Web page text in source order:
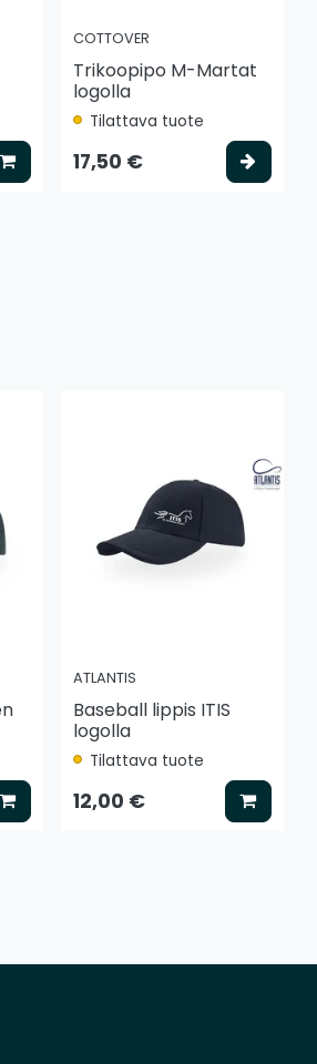
Lisää koriin
COTTOVER
Trikoopipo M-Martat
logolla
Tilattava tuote
17,50 €
Lisää koriin
ATLANTIS
Baseball lippis ITIS
logolla
Tilattava tuote
12,00 € Lisää